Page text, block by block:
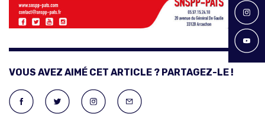
VOUS AVEZ AIMÉ CET ARTICLE ? PARTAGEZ-LE !